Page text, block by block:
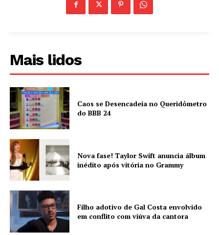
Mais lidos
Caos se Desencadeia no Queridômetro
do BBB 24
Nova fase! Taylor Swift anuncia álbum
inédito após vitória no Grammy
Filho adotivo de Gal Costa envolvido
em conflito com viúva da cantora